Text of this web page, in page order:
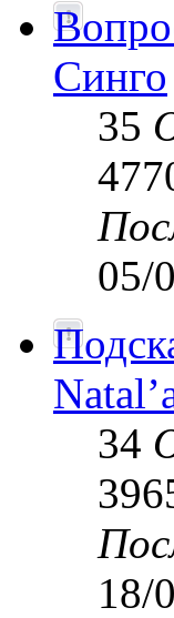
Синго
35
05/
34
18/